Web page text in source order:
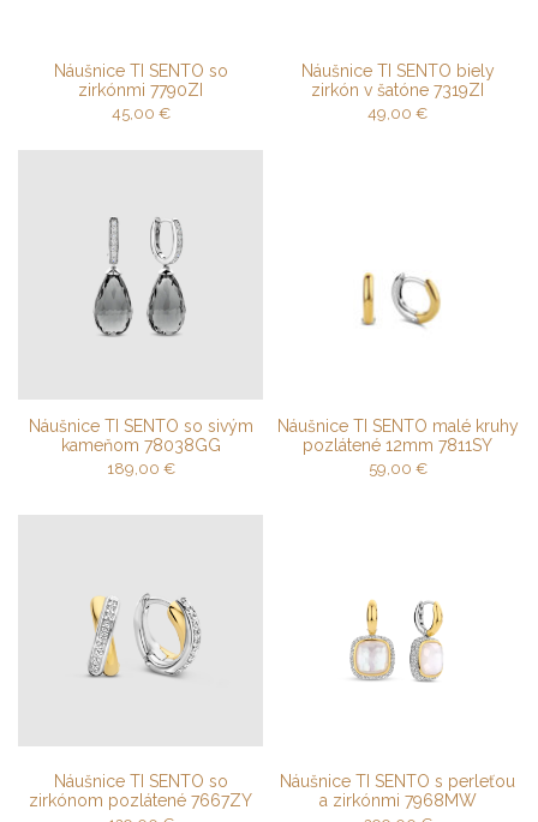
Náušnice TI SENTO so
zirkónmi 7790ZI
45,00 €
Náušnice TI SENTO biely
zirkón v šatóne 7319ZI
49,00 €
Náušnice TI SENTO so sivým
kameňom 78038GG
189,00 €
Náušnice TI SENTO malé kruhy
pozlátené 12mm 7811SY
59,00 €
Náušnice TI SENTO so
zirkónom pozlátené 7667ZY
Náušnice TI SENTO s perleťou
a zirkónmi 7968MW